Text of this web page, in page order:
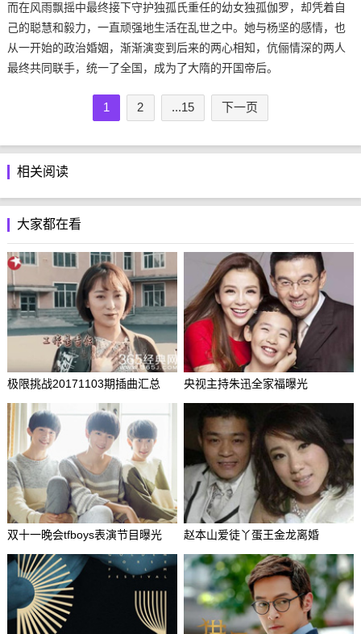
而在风雨飘摇中最终接下守护独孤氏重任的幼女独孤伽罗，却凭着自
己的聪慧和毅力，一直顽强地生活在乱世之中。她与杨坚的感情，也
从一开始的政治婚姻，渐渐演变到后来的两心相知，伉俪情深的两人
最终共同联手，统一了全国，成为了大隋的开国帝后。
1 2 ...15 下一页
相关阅读
大家都在看
极限挑战20171103期插曲汇总 央视主持朱迅全家福曝光
双十一晚会tfboys表演节目曝光 赵本山爱徒丫蛋王金龙离婚